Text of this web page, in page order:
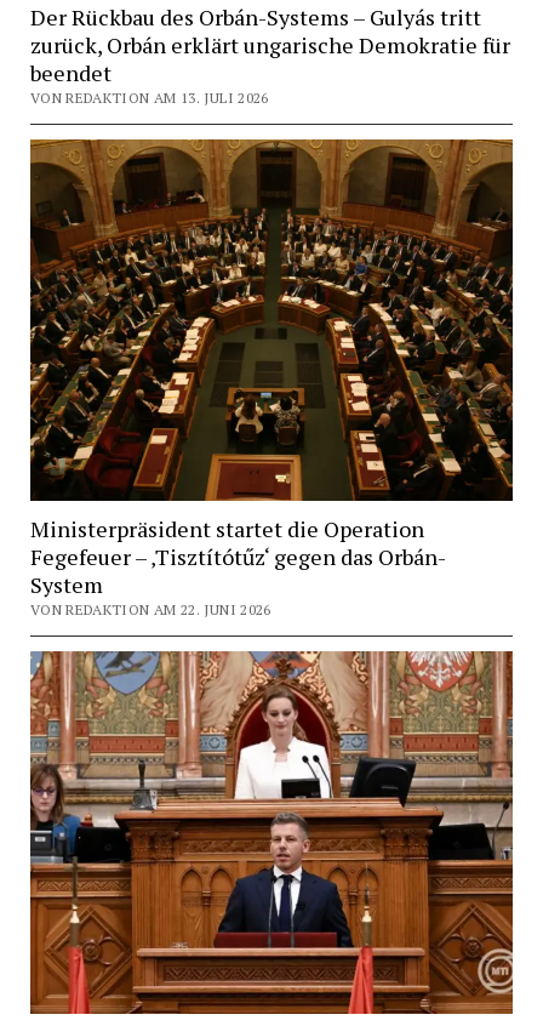
Der Rückbau des Orbán-Systems – Gulyás tritt
zurück, Orbán erklärt ungarische Demokratie für
beendet
VON REDAKTION AM 13. JULI 2026
Ministerpräsident startet die Operation
Fegefeuer – ‚Tisztítótűz‘ gegen das Orbán-
System
VON REDAKTION AM 22. JUNI 2026